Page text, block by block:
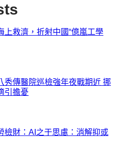
上救濟，折射中國“億嵐工學
秀傳醫院巡檢強年夜戰期近 挪
引擔憂
檢財：AI之于思慮：消解抑或